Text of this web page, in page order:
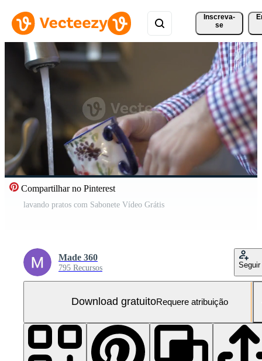
Inscreva-
se
Compartilhar no Pinterest
lavando pratos com Sabonete Vídeo Grátis
Made 360
795 Recursos Seguir
Download gratuitoRequere atribuição